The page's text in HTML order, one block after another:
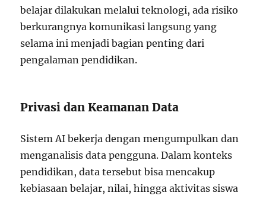
belajar dilakukan melalui teknologi, ada risiko
berkurangnya komunikasi langsung yang
selama ini menjadi bagian penting dari
pengalaman pendidikan.
Privasi dan Keamanan Data
Sistem AI bekerja dengan mengumpulkan dan
menganalisis data pengguna. Dalam konteks
pendidikan, data tersebut bisa mencakup
kebiasaan belajar, nilai, hingga aktivitas siswa